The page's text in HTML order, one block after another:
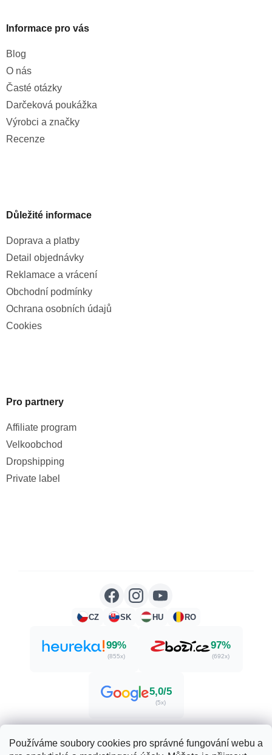
Používáme soubory cookies pro správné fungování webu a
Informace pro vás
Blog
O nás
Časté otázky
Darčeková poukážka
Výrobci a značky
Recenze
Důležité informace
Doprava a platby
Detail objednávky
Reklamace a vrácení
Obchodní podmínky
Ochrana osobních údajů
Cookies
Pro partnery
Affiliate program
Velkoobchod
Dropshipping
Private label
CZ SK HU RO
99%
(855x)
97%
(692x)
5,0/5
(5x)